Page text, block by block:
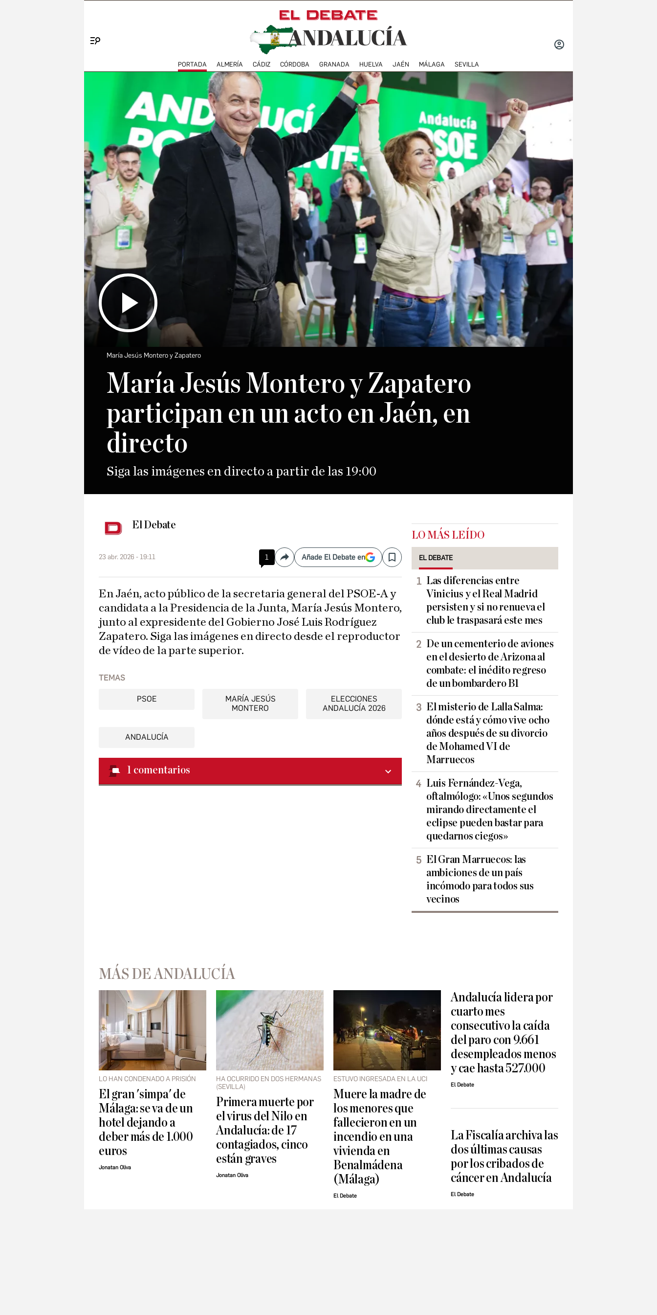
PORTADA ALMERÍA CÁDIZ CÓRDOBA GRANADA HUELVA JAÉN MÁLAGA SEVILLA
María Jesús Montero y Zapatero
María Jesús Montero y Zapatero
participan en un acto en Jaén, en
directo
Siga las imágenes en directo a partir de las 19:00
El Debate
23 abr. 2026 - 19:11 1 CompartirAñade El Debate en Save
En Jaén, acto público de la secretaria general del PSOE-A y
candidata a la Presidencia de la Junta, María Jesús Montero,
junto al expresidente del Gobierno José Luis Rodríguez
Zapatero. Siga las imágenes en directo desde el reproductor
de vídeo de la parte superior.
TEMAS
PSOE
MARÍA JESÚS
MONTERO
ELECCIONES
ANDALUCÍA 2026
ANDALUCÍA
1 comentarios
LO MÁS LEÍDO
EL DEBATE
Las diferencias entre
Vinicius y el Real Madrid
persisten y si no renueva el
club le traspasará este mes
De un cementerio de aviones
en el desierto de Arizona al
combate: el inédito regreso
de un bombardero B1
El misterio de Lalla Salma:
dónde está y cómo vive ocho
años después de su divorcio
de Mohamed VI de
Marruecos
Luis Fernández-Vega,
oftalmólogo: «Unos segundos
mirando directamente el
eclipse pueden bastar para
quedarnos ciegos»
El Gran Marruecos: las
ambiciones de un país
incómodo para todos sus
vecinos
MÁS DE ANDALUCÍA
LO HAN CONDENADO A PRISIÓN
El gran 'simpa' de
Málaga: se va de un
hotel dejando a
deber más de 1.000
euros
Jonatan Oliva
HA OCURRIDO EN DOS HERMANAS
(SEVILLA)
Primera muerte por
el virus del Nilo en
Andalucía: de 17
contagiados, cinco
están graves
Jonatan Oliva
ESTUVO INGRESADA EN LA UCI
Muere la madre de
los menores que
fallecieron en un
incendio en una
vivienda en
Benalmádena
(Málaga)
El Debate
Andalucía lidera por
cuarto mes
consecutivo la caída
del paro con 9.661
desempleados menos
y cae hasta 527.000
El Debate
La Fiscalía archiva las
dos últimas causas
por los cribados de
cáncer en Andalucía
El Debate